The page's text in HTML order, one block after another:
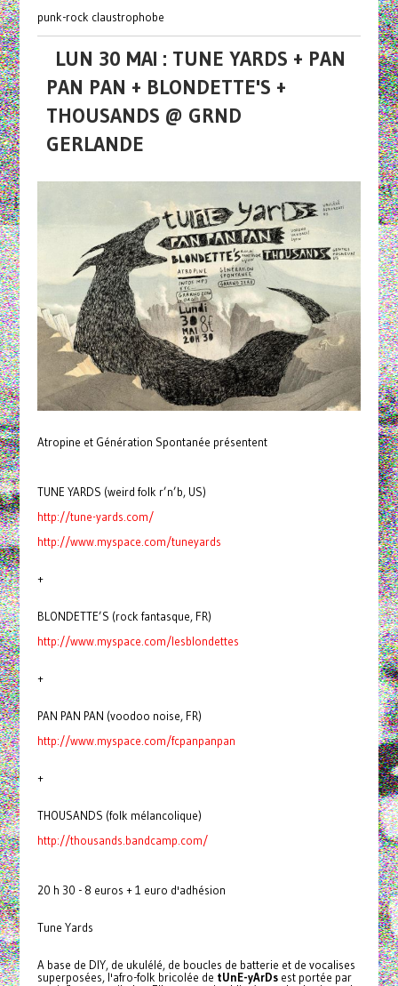
punk-rock claustrophobe
LUN 30 MAI : TUNE YARDS + PAN
PAN PAN + BLONDETTE'S +
THOUSANDS @ GRND
GERLANDE
Atropine et Génération Spontanée présentent
TUNE YARDS (weird folk r’n’b, US)
http://tune-yards.com/
http://www.myspace.com/tuneyards
+
BLONDETTE’S (rock fantasque, FR)
http://www.myspace.com/lesblondettes
+
PAN PAN PAN (voodoo noise, FR)
http://www.myspace.com/fcpanpanpan
+
THOUSANDS (folk mélancolique)
http://thousands.bandcamp.com/
20 h 30 - 8 euros + 1 euro d'adhésion
Tune Yards
A base de DIY, de ukulélé, de boucles de batterie et de vocalises
superposées, l'afro-folk bricolée de tUnE-yArDsest portée par